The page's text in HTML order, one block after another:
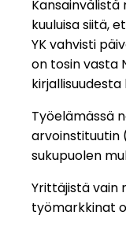
Kansainvälistä
kuuluisa siitä,
YK vahvisti
on tosin vasta
Työelämässä
arvoinstituutin
sukupuolen
Yrittäjistä vain
työmarkkinat